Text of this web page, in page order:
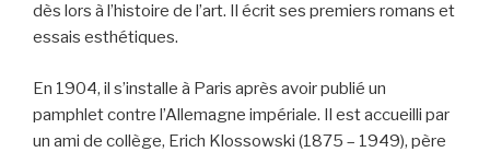
dès lors à l’histoire de l’art. Il écrit ses premiers romans et
essais esthétiques.
En 1904, il s’installe à Paris après avoir publié un
pamphlet contre l’Allemagne impériale. Il est accueilli par
un ami de collège, Erich Klossowski (1875 – 1949), père